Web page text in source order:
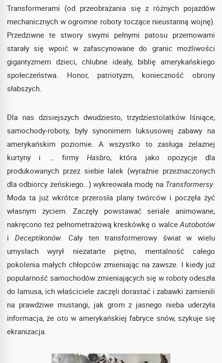
Transformerami (od przeobrażania się z różnych pojazdów
mechanicznych w ogromne roboty toczące nieustanną wojnę).
Przedziwne te stwory swymi pełnymi patosu przemowami
starały się wpoić w zafascynowane do granic możliwości
gigantyzmem dzieci, chlubne ideały, biblię amerykańskiego
społeczeństwa. Honor, patriotyzm, konieczność obrony
słabszych.
Dla nas dzisiejszych dwudziesto, trzydziestolatków lśniące,
samochody-roboty, były synonimem luksusowej zabawy na
amerykańskim poziomie. A wszystko to zasługa żelaznej
kurtyny i … firmy Hasbro, która jako opozycje dla
produkowanych przez siebie lalek (wyraźnie przeznaczonych
dla odbiorcy żeńskiego…) wykreowała modę na Transformersy.
Moda ta już wkrótce przerosła plany twórców i poczęła żyć
własnym życiem. Zaczęły powstawać seriale animowane,
nakręcono też pełnometrażową kreskówkę o walce Autobotów
i Deceptikonów. Cały ten transformerowy świat w wielu
umysłach wyrył niezatarte piętno, mentalność całego
pokolenia małych chłopców zmieniając na zawsze. I kiedy już
popularność samochodów zmieniających się w roboty odeszła
do lamusa, ich właściciele zaczęli dorastać i zabawki zamienili
na prawdziwe mustangi, jak grom z jasnego nieba uderzyła
informacja, że oto w amerykańskiej fabryce snów, szykuje się
ekranizacja.